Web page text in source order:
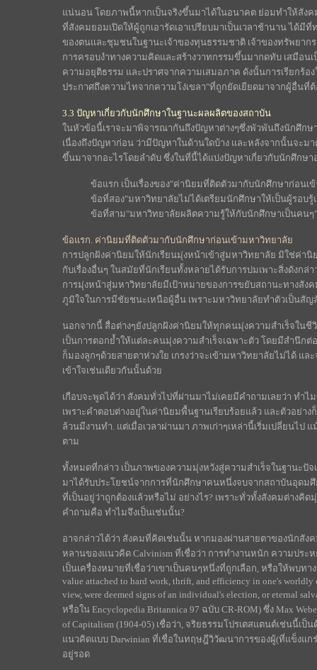
แน่นอน โดยภาพนี้หากเป็นจริงขึ้นมาได้ในอนาคต ย่อมทำให้สัง
ที่สังคมยอมเปิดให้ผู้ถูกเอารัดเอาเปรียบมาเป็นเวลาช้านาน ได้มี
ของตนและชุมชนในฐานะเจ้าของทุนธรรมชาติ เจ้าของทรัพยาก
การครอบงำทางความคิดและสร้างวาทกรรมขึ้นมากดทับ เสมือ
ความอยุติธรรม และปราศจากความเสมอภาค ดังนั้นการเรียกร้อ
ประกาศถึงความไทจากความโง่เขลา"ที่ถูกยัดเยียดมาจากผู้อื่นที่
3.3 ปัญหาเกี่ยวกับนักศึกษาในฐานะผลผลิตของสถาบัน
ในหัวข้อนี้เราจะมาพิจารณากันถึงปัญหาต่างๆซึ่งพัวพันถึงนักศึกษา
เนื่องถึงปัญหาก่อน ว่ามีปัญหาในด้านใดบ้าง และหลังจากนั้นจะม
ขึ้นมาจากอะไรโดยลำดับ ซึ่งในที่นี้ได้แบ่งปัญหาเกี่ยวกับนักศึกษา
ข้อแรก เป็นเรื่องของ"ค่านิยมที่ติดตัวมากับนักศึกษาก่อนเ
ข้อที่สอง"มหาวิทยาลัยไม่ได้เตรียมนักศึกษาให้เป็นผู้รอบ
ข้อที่สาม"มหาวิทยาลัยผลิตความรู้ให้กับนักศึกษาเป็นคนๆ"
ข้อแรก. ค่านิยมที่ติดตัวมากับนักศึกษาก่อนเข้ามหาวิทยาลัย
การปลูกฝังค่านิยมให้นักเรียนมุ่งหน้าเข้าสู่มหาวิทยาลัย มิใช่ค่า
กับเรื่องอื่นๆ ในสมัยที่นักเรียนทั้งหลายได้รับการบ่มเพาะสิ่งดังกล่
การมุ่งหน้าสู่มหาวิทยาลัยมีเป้าหมายของการขยับสถานะทางสัง
ภูมิใจในการมีชัยชนะเหนือผู้อื่น เพราะมหาวิทยาลัยทำตัวเป็นสั
นอกจากนี้ สื่อต่างๆยังปลูกฝังค่านิยมให้ทุกคนมุ่งความสำเร็จในชี
เป็นการตอกย้ำให้แต่ละคนมุ่งความสำเร็จเฉพาะตัว โดยมีสำนึก
ก็มองลูกๆด้วยสายตาห่วงใย เกรงว่าจะเข้ามหาวิทยาลัยไม่ได้ แ
เข้าใจเช่นเดียวกันนั้นด้วย
เกือบจะพูดได้ว่า สังคมทั่วไปที่ผ่านมาไม่เคยมีคำถามเลยว่า ทำไ
เพราะคำตอบต่างอยู่ในค่านิยมพื้นฐานเรียบร้อยแล้ว และตัวอย่า
ล้วนมีงานทำ. แต่เมื่อเวลาผ่านมา ภาพเก่าๆเหล่านี้เริ่มเปลี่ยนไป
ตาม
ทั้งหมดที่กล่าว เป็นภาพของความมุ่งหวังสู่ความสำเร็จในฐานะปั
มาได้รับประโยชน์จากการที่นักศึกษาคนหนึ่งจบจากสถาบันอุดมศึ
ที่เป็นอยู่ว่าถูกต้องแล้วหรือไม่ อย่างไร? เพราะทั่วทั้งสังคมต่างคิด
คำถามคือ ทำไมจึงเป็นเช่นนั้น?
อาจกล่าวได้ว่า สังคมที่คิดเช่นนั้น หากมองผ่านสายตาของนักสัง
หลานของแนวคิด Calvinism ที่เชื่อว่า การทำงานหนัก ความปร
เป็นเครื่องหมายที่เชื่อว่าเขาเป็นคนๆหนึ่งที่ถูกเลือก, หรือให้พบทา
value attached to hard work, thrift, and efficiency in one's
view, were deemed signs of an individual's election, or eternal
หรือใน Encyclopedia Britannica 97 ฉบับ CR-ROM) ซึ่ง Max
of Capitalism (1904-05) เชื่อว่า, จริยธรรมโปรเตสแตนต์เช่นนี้
แนวคิดแบบ Darwinian ที่เชื่อในทฤษฎีวิวัฒนาการของผู้(ที่แข็งแก
อยู่รอด